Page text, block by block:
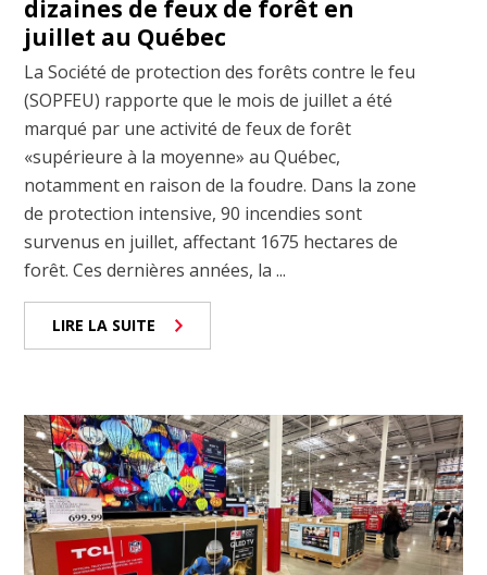
dizaines de feux de forêt en
juillet au Québec
La Société de protection des forêts contre le feu
(SOPFEU) rapporte que le mois de juillet a été
marqué par une activité de feux de forêt
«supérieure à la moyenne» au Québec,
notamment en raison de la foudre. Dans la zone
de protection intensive, 90 incendies sont
survenus en juillet, affectant 1675 hectares de
forêt. Ces dernières années, la ...
LIRE LA SUITE